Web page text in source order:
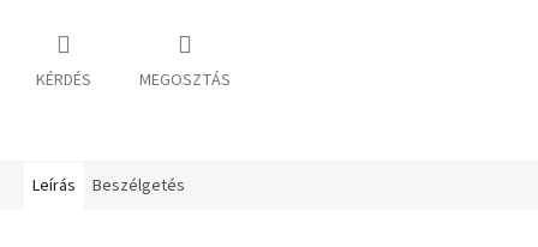
KÉRDÉS MEGOSZTÁS
Leírás Beszélgetés